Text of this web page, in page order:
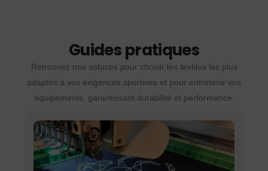
Guides pratiques
Retrouvez nos astuces pour choisir les textiles les plus
adaptés à vos exigences sportives et pour entretenir vos
équipements, garantissant durabilité et performance.